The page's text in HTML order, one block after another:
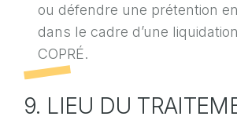
ou défendre une prétention
dans le cadre d’une
COPRÉ.
9. LIEU DU